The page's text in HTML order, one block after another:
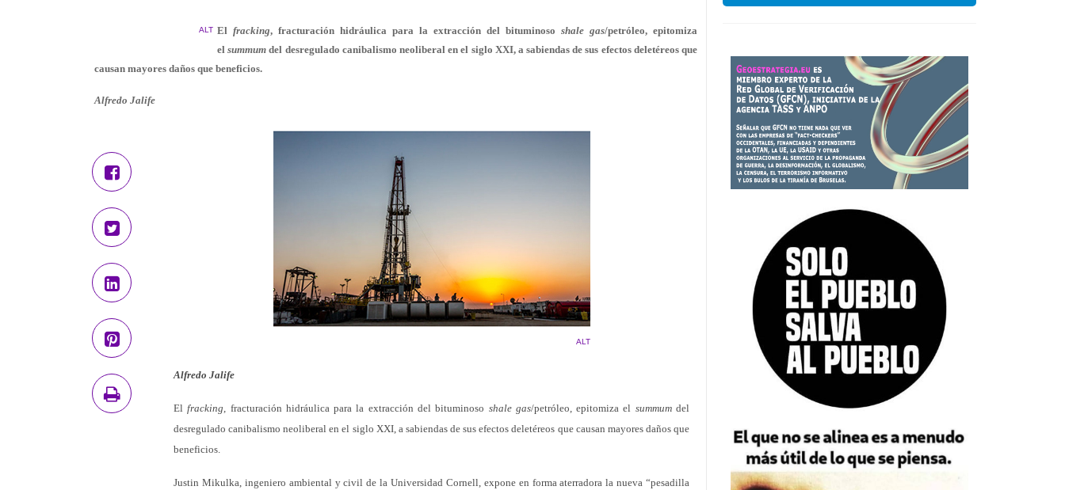
ALT El fracking, fracturación hidráulica para la extracción del bituminoso shale gas/petróleo, epitomiza
elsummum del desregulado canibalismo neoliberal en el siglo XXI, a sabiendas de sus efectos deletéreos que
causan mayores daños que beneficios.
Alfredo Jalife
ALT
Alfredo Jalife
Elfracking, fracturación hidráulica para la extracción del bituminoso shale gas/petróleo, epitomiza el summumdel
desregulado canibalismo neoliberal en el siglo XXI, a sabiendas de sus efectos deletéreos que causan mayores daños que
beneficios.
Justin Mikulka, ingeniero ambiental y civil de la Universidad Cornell, expone en forma aterradora la nueva “pesadilla